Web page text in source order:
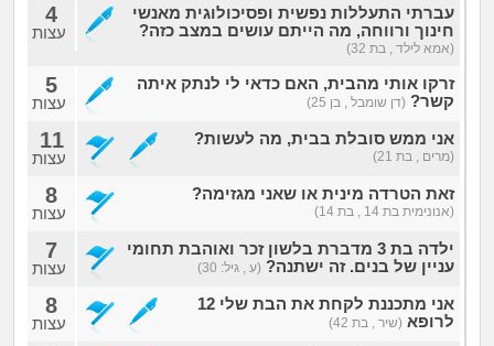
יוקר המחיה
גאווה
עברתי התעללות נפשית ופסיכולוגית מאנשי
חינוך ורווחה, מה הייתם עושים במצב כזה?
(אמא לילד , בת 32)
4
עצות
זרקו אותי מהבית, האם כדאי לי לנתק איתה
קשר? (דן שומבל , בן 25)
5
עצות
אני ממש סובלת בבית, מה לעשות?
(מרים , בת 21)
11
עצות
זאת הטרדה מינית או שאני מגזימה?
(אנונימית בת 14 , בת 14)
8
עצות
ילדה בת 3 מדברת בלשון זכר ואוהבת תחומי
עניין של בנים. זה ישתנה? (ע , גיל: 30)
7
עצות
אני מתכננת לקחת את הבת שלי 12
לרופא (שיר , בת 42)
8
עצות